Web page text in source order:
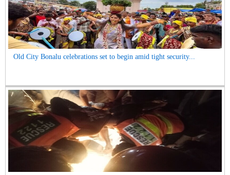
Old City Bonalu celebrations set to begin amid tight security...